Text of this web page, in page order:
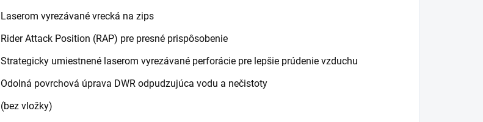
Laserom vyrezávané vrecká na zips
Rider Attack Position (RAP) pre presné prispôsobenie
Strategicky umiestnené laserom vyrezávané perforácie pre lepšie prúdenie vzduchu
Odolná povrchová úprava DWR odpudzujúca vodu a nečistoty
(bez vložky)